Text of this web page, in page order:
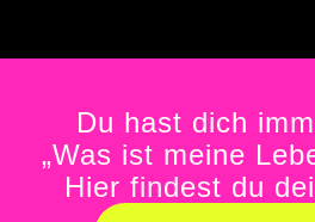
Du hast dich
„Was ist meine
Hier findest du